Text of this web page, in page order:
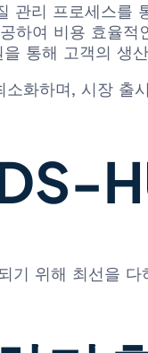
관리 프로세스를
하여 비용 효율적
통해 고객의 생
화하며, 시장 출
기 위해 최선을 다